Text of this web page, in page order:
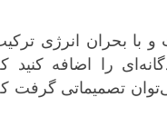
زنجان
سمنان
سیستان و
با بحران انرژی
را اضافه کنید
تصمیماتی گرفت